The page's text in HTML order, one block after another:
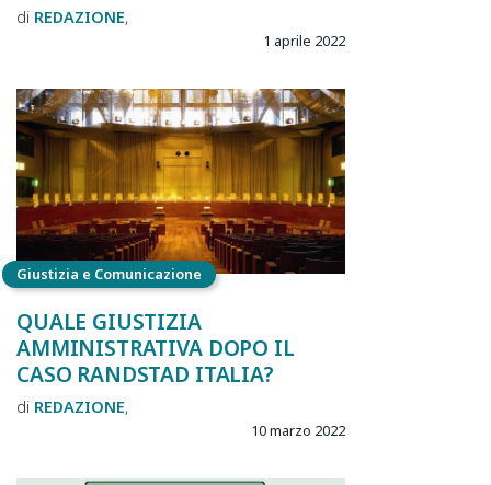
REDAZIONE
1 aprile 2022
Giustizia e Comunicazione
QUALE GIUSTIZIA
AMMINISTRATIVA DOPO IL
CASO RANDSTAD ITALIA?
REDAZIONE
10 marzo 2022